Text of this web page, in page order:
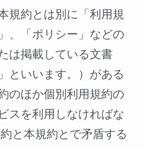
規約とは別に「利用規
、「ポリシー」などの
は掲載している文書
といいます。）がある
のほか個別利用規約の
スを利用しなければな
と本規約とで矛盾する